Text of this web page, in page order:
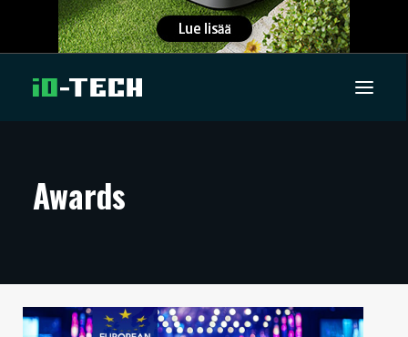
ARTIKKELIT
TECHBBS
TIETOA
Awards